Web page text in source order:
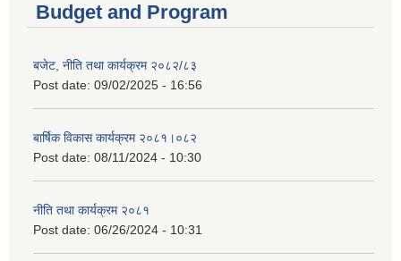
Budget and Program
बजेट, नीति तथा कार्यक्रम २०८२/८३
Post date: 09/02/2025 - 16:56
बार्षिक विकास कार्यक्रम २०८१।०८२
Post date: 08/11/2024 - 10:30
नीति तथा कार्यक्रम २०८१
Post date: 06/26/2024 - 10:31